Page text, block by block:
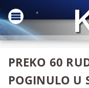
PREKO 60
POGINULO U